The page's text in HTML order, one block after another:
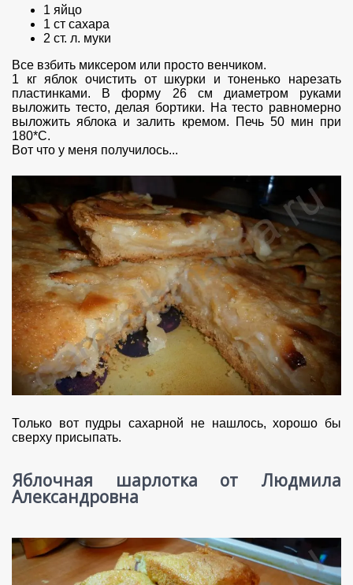
1 яйцо
1 ст сахара
2 ст. л. муки
Все взбить миксером или просто венчиком.
1 кг яблок очистить от шкурки и тоненько нарезать
пластинками. В форму 26 см диаметром руками
выложить тесто, делая бортики. На тесто равномерно
выложить яблока и залить кремом. Печь 50 мин при
180*С.
Вот что у меня получилось...
Только вот пудры сахарной не нашлось, хорошо бы
сверху присыпать.
Яблочная шарлотка от Людмила
Александровна